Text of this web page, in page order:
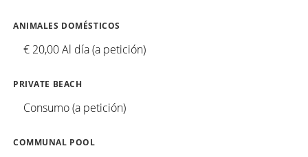
ANIMALES DOMÉSTICOS
€ 20,00 Al día (a petición)
PRIVATE BEACH
Consumo (a petición)
COMMUNAL POOL